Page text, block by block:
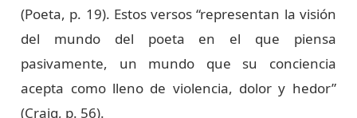
(Poeta, p. 19). Estos versos “representan la visión
del mundo del poeta en el que piensa
pasivamente, un mundo que su conciencia
acepta como lleno de violencia, dolor y hedor”
(Craig, p. 56).